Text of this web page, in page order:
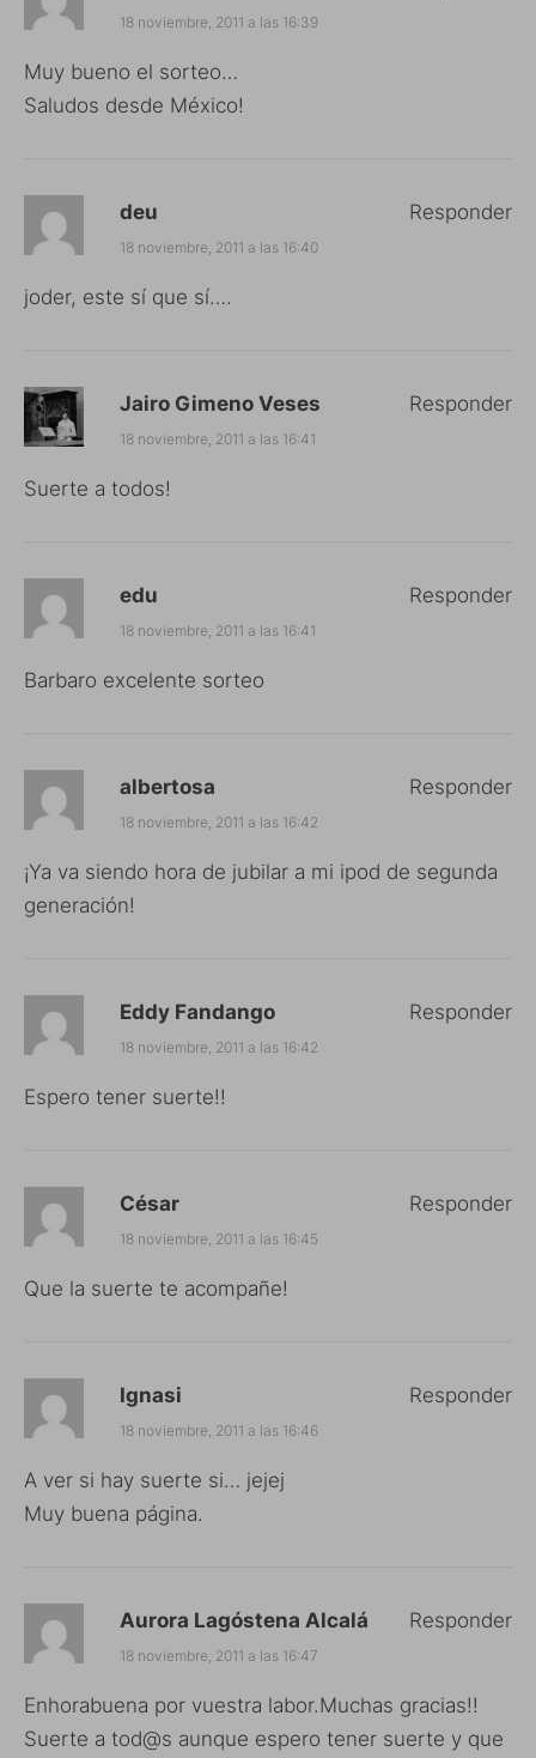
18 noviembre, 2011 a las 16:39
Muy bueno el sorteo…
Saludos desde México!
deu
18 noviembre, 2011 a las 16:40
joder, este sí que sí….
Responder
Jairo Gimeno Veses
18 noviembre, 2011 a las 16:41
Suerte a todos!
Responder
edu
18 noviembre, 2011 a las 16:41
Barbaro excelente sorteo
Responder
albertosa
18 noviembre, 2011 a las 16:42
¡Ya va siendo hora de jubilar a mi ipod de segunda
generación!
Responder
Eddy Fandango
18 noviembre, 2011 a las 16:42
Espero tener suerte!!
Responder
César
18 noviembre, 2011 a las 16:45
Que la suerte te acompañe!
Responder
Ignasi
18 noviembre, 2011 a las 16:46
A ver si hay suerte si… jejej
Muy buena página.
Responder
Aurora Lagóstena Alcalá
18 noviembre, 2011 a las 16:47
Enhorabuena por vuestra labor.Muchas gracias!!
Suerte a tod@s aunque espero tener suerte y que
Responder